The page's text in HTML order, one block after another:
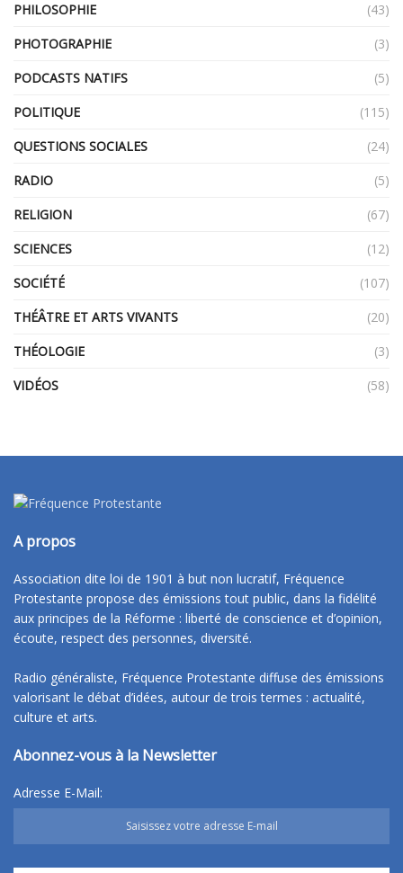
PHILOSOPHIE
(43)
PHOTOGRAPHIE
(3)
PODCASTS NATIFS
(5)
POLITIQUE
(115)
QUESTIONS SOCIALES
(24)
RADIO
(5)
RELIGION
(67)
SCIENCES
(12)
SOCIÉTÉ
(107)
THÉÂTRE ET ARTS VIVANTS
(20)
THÉOLOGIE
(3)
VIDÉOS
(58)
A propos
Association dite loi de 1901 à but non lucratif, Fréquence
Protestante propose des émissions tout public, dans la fidélité
aux principes de la Réforme : liberté de conscience et d’opinion,
écoute, respect des personnes, diversité.
Radio généraliste, Fréquence Protestante diffuse des émissions
valorisant le débat d’idées, autour de trois termes : actualité,
culture et arts.
Abonnez-vous à la Newsletter
Adresse E-Mail: